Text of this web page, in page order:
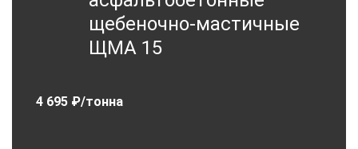
щебеночно-мастичные
ЩМА 15
4 695 ₽/тонна